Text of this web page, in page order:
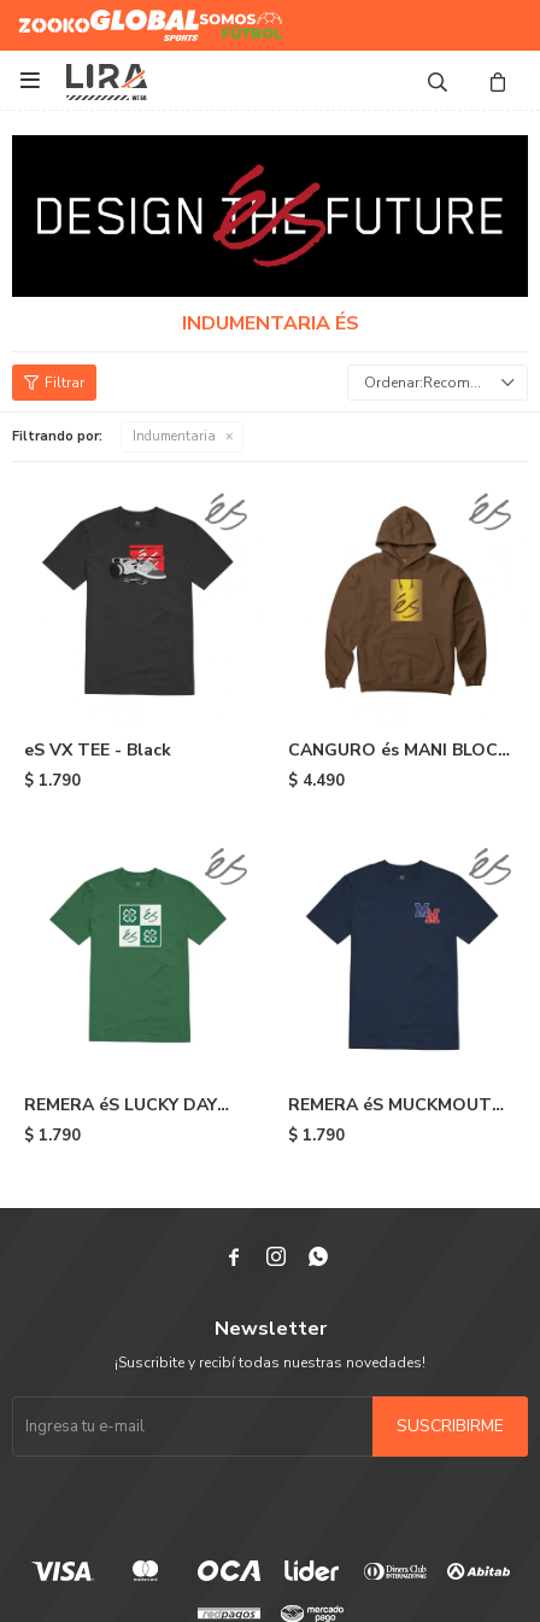
Zooko Global Sports
Somos
Futbol

INDUMENTARIA ÉS
Recomendados
Filtrando por: Indumentaria
eS VX TEE - Black
$ 1.790
CANGURO és MANI BLOCK
HOODIE FLEECE - Brown
$ 4.490
REMERA éS LUCKY DAY
TEE - 320
$ 1.790
REMERA éS MUCKMOUTH
TEE - Blue
$ 1.790
  
Newsletter
¡Suscribite y recibí todas nuestras novedades!
SUSCRIBIRME